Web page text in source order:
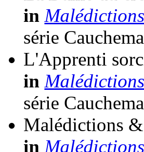
in
série
L'Apprenti
in
série
Malédictions
in